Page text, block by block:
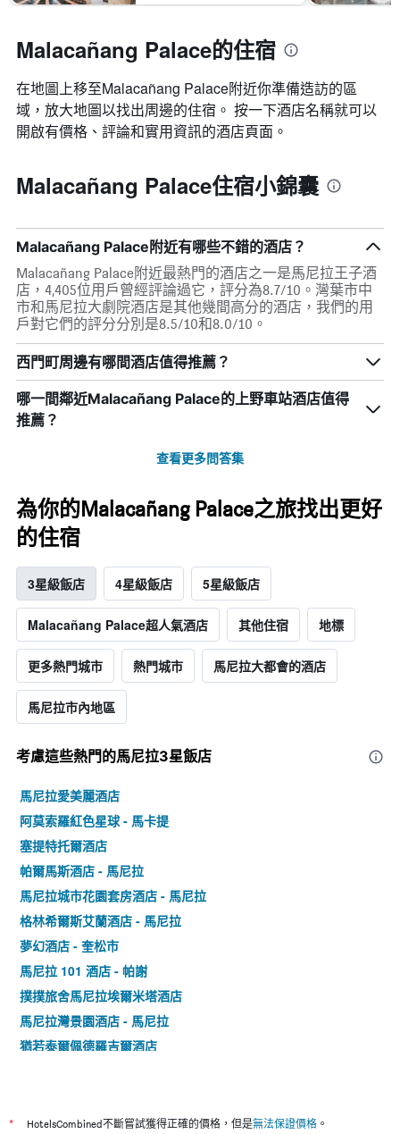
Malacañang Palace的住宿
在地圖上移至Malacañang Palace​​附近你準備造訪的區
域，放大地圖以找出周邊的住宿。 按一下酒店名稱就可以
開啟有價格、評論和實用資訊的酒店頁面。
Malacañang Palace住宿小錦囊
Malacañang Palace附近有哪些不錯的酒店？
Malacañang Palace附近最熱門的酒店之一是馬尼拉王子酒
店，4,405位用戶曾經評論過它，評分為8.7/10。灣葉市中
市和馬尼拉大劇院酒店是其他幾間高分的酒店，我們的用
戶對它們的評分分別是8.5/10和8.0/10。
西門町周邊有哪間酒店值得推薦？
哪一間鄰近Malacañang Palace的上野車站酒店值得
推薦？
查看更多問答集
為你的Malacañang Palace之旅找出更好
的住宿
3星級飯店 4星級飯店 5星級飯店
Malacañang Palace超人氣酒店 其他住宿 地標
更多熱門城市 熱門城市 馬尼拉大都會的酒店
馬尼拉市內地區
考慮這些熱門的馬尼拉3星​飯店
馬尼拉愛美麗酒店
阿莫索羅紅色星球 - 馬卡提
塞提特托爾酒店
帕爾馬斯酒店 - 馬尼拉
馬尼拉城市花園套房酒店 - 馬尼拉
格林希爾斯艾蘭酒店 - 馬尼拉
夢幻酒店 - 奎松市
馬尼拉 101 酒店 - 帕謝
撲撲旅舍馬尼拉埃爾米塔酒店
馬尼拉灣景園酒店 - 馬尼拉
猶若泰爾佩德羅吉爾酒店
太古廣場服務公寓 - 馬卡提
* HotelsCombined不斷嘗試獲得正確的價格，但是無法保證價格 。